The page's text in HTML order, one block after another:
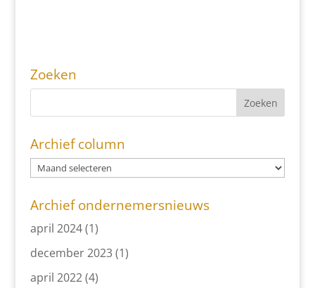
Zoeken
Archief column
Archief ondernemersnieuws
april 2024(1)
december 2023(1)
april 2022(4)